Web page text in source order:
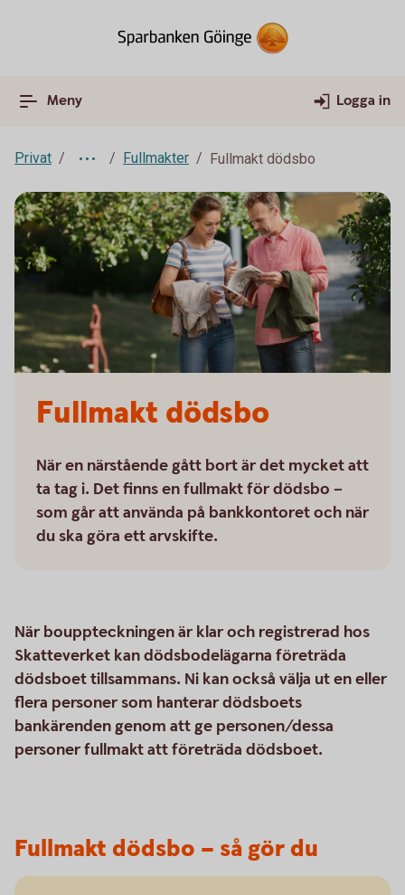
Meny Logga in
Privat Fullmakter Fullmakt dödsbo
Fullmakt dödsbo
När en närstående gått bort är det mycket att
ta tag i. Det finns en fullmakt för dödsbo –
som går att använda på bankkontoret och när
du ska göra ett arvskifte.
När bouppteckningen är klar och registrerad hos
Skatteverket kan dödsbodelägarna företräda
dödsboet tillsammans. Ni kan också välja ut en eller
flera personer som hanterar dödsboets
bankärenden genom att ge personen/dessa
personer fullmakt att företräda dödsboet.
Fullmakt dödsbo – så gör du